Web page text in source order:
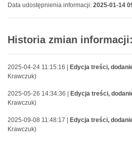
Data udostępnienia informacji: 2025-01-14
Historia zmian informacji:
2025-04-24 11:15:16 | Edycja treści,
Krawczuk)
2025-05-26 14:34:36 | Edycja treści,
Krawczuk)
2025-09-08 11:48:17 | Edycja treści,
Krawczuk)